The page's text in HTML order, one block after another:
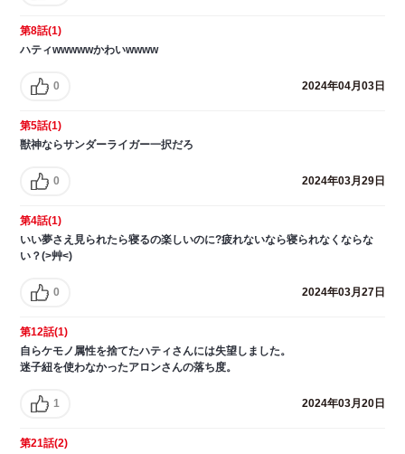
第8話(1)
ハティwwwwwかわいwwww
0 2024年04月03日
第5話(1)
獣神ならサンダーライガー一択だろ
0 2024年03月29日
第4話(1)
いい夢さえ見られたら寝るの楽しいのに?疲れないなら寝られなくならな
い？(>艸<)
0 2024年03月27日
第12話(1)
自らケモノ属性を捨てたハティさんには失望しました。
迷子紐を使わなかったアロンさんの落ち度。
1 2024年03月20日
第21話(2)